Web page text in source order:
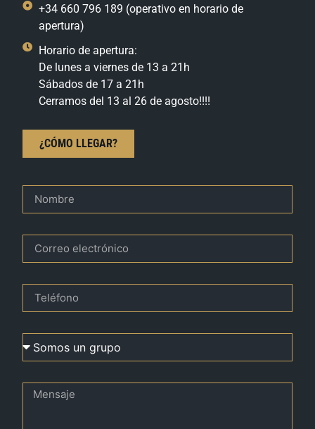
+34 660 796 189 (operativo en horario de
apertura)
Horario de apertura:
De lunes a viernes de 13 a 21h
Sábados de 17 a 21h
Cerramos del 13 al 26 de agosto!!!!
¿CÓMO LLEGAR?